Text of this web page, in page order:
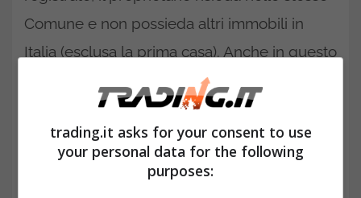
Comune e non possieda altri immobili in
Italia (esclusa la prima casa). Anche in questo
caso, dunque, non si parla di esenzione
totale, ma solo di riduzione parziale.
trading.it asks for your consent to use
your personal data for the following
purposes: